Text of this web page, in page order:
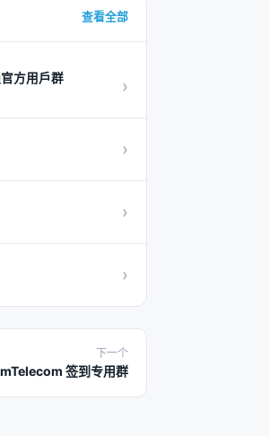
查看全部
方用戶群 ›
›
›
›
下一个
签到专用群